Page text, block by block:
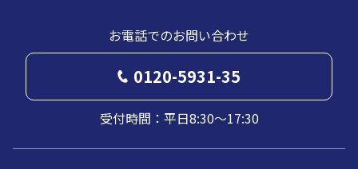
お電話でのお問い合わせ
0120-5931-35
受付時間：平日8:30～17:30